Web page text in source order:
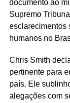
documento ao
Supremo
esclarecimentos
humanos no
Chris Smith
pertinente para
país. Ele
alegações com